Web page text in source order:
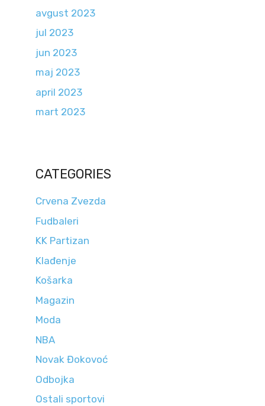
avgust 2023
jul 2023
jun 2023
maj 2023
april 2023
mart 2023
CATEGORIES
Crvena Zvezda
Fudbaleri
KK Partizan
Klađenje
Košarka
Magazin
Moda
NBA
Novak Đokovoć
Odbojka
Ostali sportovi